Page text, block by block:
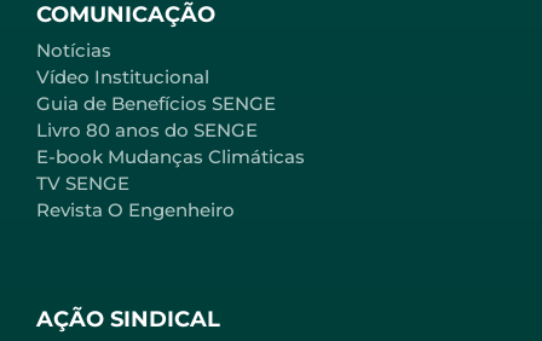
AÇÃO SINDICAL
COMUNICAÇÃO
Notícias
Vídeo Institucional
Guia de Benefícios SENGE
Livro 80 anos do SENGE
E-book Mudanças Climáticas
TV SENGE
Revista O Engenheiro